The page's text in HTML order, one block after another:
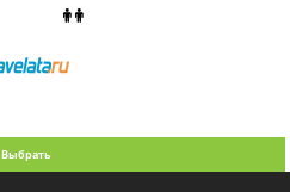
Выбрать